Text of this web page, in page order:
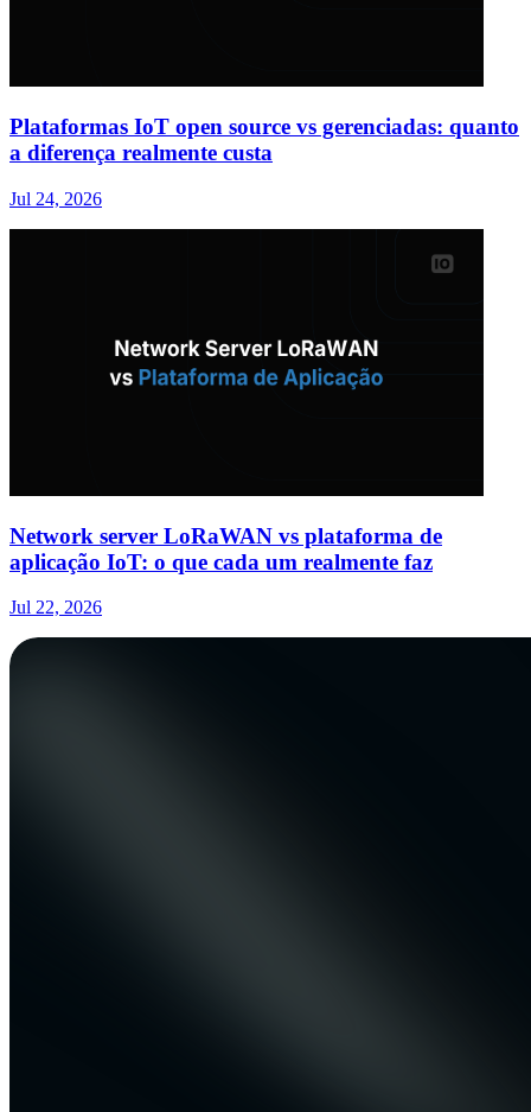
Plataformas IoT open source vs gerenciadas: quanto
a diferença realmente custa
Jul 24, 2026
Network server LoRaWAN vs plataforma de
aplicação IoT: o que cada um realmente faz
Jul 22, 2026